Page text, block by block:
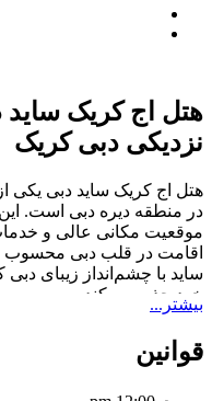
هتل اج کریک
نزدیکی دبی کریک
هتل اج کریک ساید دبی یکی
در منطقه دیره دبی است.
موقعیت مکانی عالی و
اقامت در قلب دبی محسوب
ساید با چشم‌انداز زیبای
خود جذب می‌کند.
معرفی هتل اج
موقعیت مکانی هتل
بیشتر...
قوانین